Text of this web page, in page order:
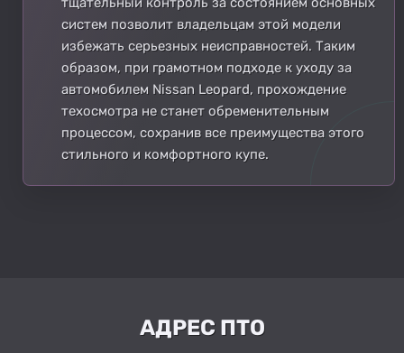
систем позволит владельцам этой модели
избежать серьезных неисправностей. Таким
образом, при грамотном подходе к уходу за
автомобилем Nissan Leopard, прохождение
техосмотра не станет обременительным
процессом, сохранив все преимущества этого
стильного и комфортного купе.
АДРЕС ПТО